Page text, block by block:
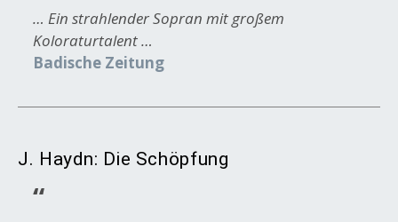
… Ein strahlender Sopran mit großem
Koloraturtalent …
Badische Zeitung
J. Haydn: Die Schöpfung